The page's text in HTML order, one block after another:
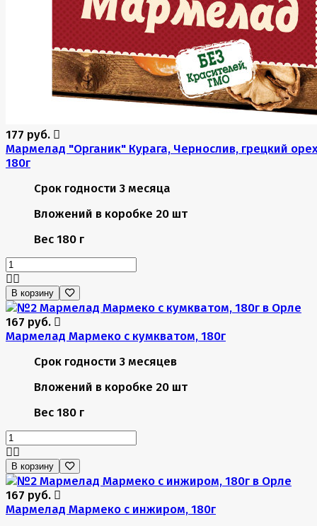
177 руб.
Мармелад "Органик" Курага, Чернослив, грецкий
180г
Срок годности 3 месяца
Вложений в коробке 20 шт
Вес 180 г
В корзину
167 руб.
Мармелад Мармеко с кумкватом, 180г
Срок годности 3 месяцев
Вложений в коробке 20 шт
Вес 180 г
В корзину
167 руб.
Мармелад Мармеко с инжиром, 180г